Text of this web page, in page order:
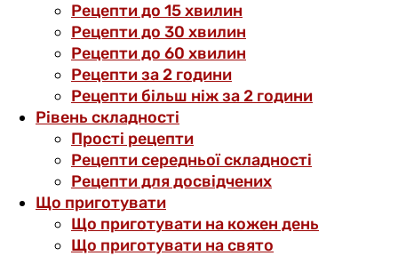
Рецепти до 15 хвилин
Рецепти до 30 хвилин
Рецепти до 60 хвилин
Рецепти за 2 години
Рецепти більш ніж за 2 години
Рівень складності
Прості рецепти
Рецепти середньої складності
Рецепти для досвідчених
Що приготувати
Що приготувати на кожен день
Що приготувати на свято